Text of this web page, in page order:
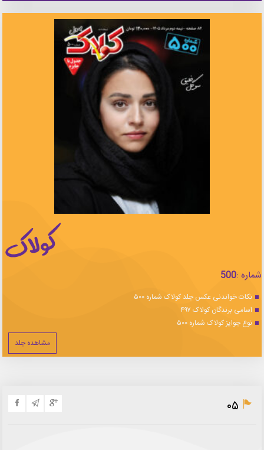
شماره :500
نکات خواندنی عکس جلد کولاک شماره ۵۰۰
اسامی برندگان کولاک ۴۹۷
نوع جوایز کولاک شماره ۵۰۰
مشاهده جلد
۰۵